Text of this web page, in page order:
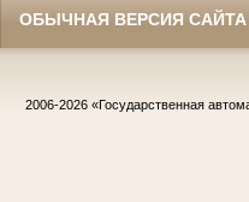
ОБЫЧНАЯ ВЕРСИЯ САЙТА
2006-2026 «Государственная